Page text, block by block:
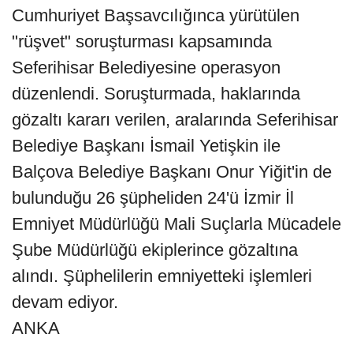
Cumhuriyet Başsavcılığınca yürütülen
"rüşvet" soruşturması kapsamında
Seferihisar Belediyesine operasyon
düzenlendi. Soruşturmada, haklarında
gözaltı kararı verilen, aralarında Seferihisar
Belediye Başkanı İsmail Yetişkin ile
Balçova Belediye Başkanı Onur Yiğit'in de
bulunduğu 26 şüpheliden 24'ü İzmir İl
Emniyet Müdürlüğü Mali Suçlarla Mücadele
Şube Müdürlüğü ekiplerince gözaltına
alındı. Şüphelilerin emniyetteki işlemleri
devam ediyor.
ANKA